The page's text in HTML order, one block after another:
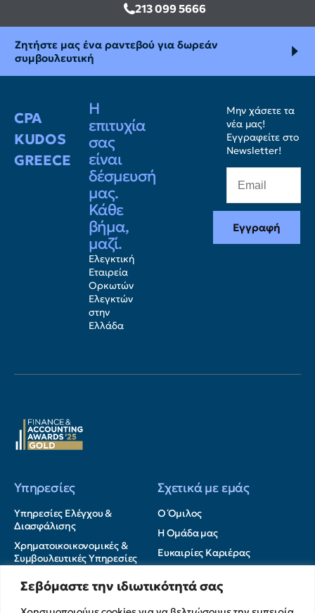
Σεβόμαστε την ιδιωτικότητά σας
213 099 5666
Ζητήστε μας ένα ραντεβού για δωρεάν
συμβουλευτική
CPA
KUDOS
GREECE
Η
επιτυχία
σας
είναι
δέσμευσή
μας.
Κάθε
βήμα,
μαζί.
Ελεγκτική
Εταιρεία
Ορκωτών
Ελεγκτών
στην
Ελλάδα
Μην χάσετε τα
νέα μας!
Εγγραφείτε στο
Newsletter!
Εγγραφή
Υπηρεσίες
Υπηρεσίες Ελέγχου &
Διασφάλισης
Χρηματοικοικονομικές &
Συμβουλευτικές Υπηρεσίες
Υπηρεσίες Ανάπτυξης και
Καινοτομίας
Λογιστικές & Φορολογικές
Σχετικά με εμάς
Ο Όμιλος
Η Ομάδα μας
Ευκαιρίες Καριέρας
Memberships